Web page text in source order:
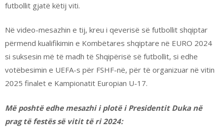
futbollit gjatë këtij viti.
Në video-mesazhin e tij, kreu i qeverisë së futbollit shqiptar
përmend kualifikimin e Kombëtares shqiptare në EURO 2024
si suksesin më të madh të Shqipërisë së futbollit, si edhe
votëbesimin e UEFA-s për FSHF-në, për të organizuar në vitin
2025 finalet e Kampionatit Europian U-17.
Më poshtë edhe mesazhi i plotë i Presidentit Duka në
prag të festës së vitit të ri 2024: